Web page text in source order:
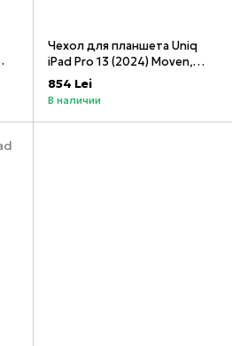
Чехол для планшета Uniq
iPad Pro 13 (2024) Moven,
Угольно-серый
854 Lei
В наличии